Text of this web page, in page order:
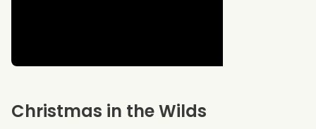
Christmas in the Wilds